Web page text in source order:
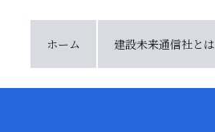
ホーム 建設未来通信社とは